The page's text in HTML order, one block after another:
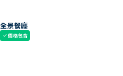
全景餐廳
check價格包含